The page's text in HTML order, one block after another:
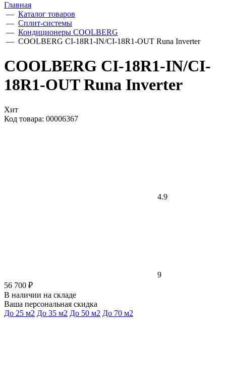
Главная
— Каталог товаров
— Сплит-системы
— Кондиционеры СOOLBERG
— COOLBERG CI-18R1-IN/CI-18R1-OUT Runa Inverter
COOLBERG CI-18R1-IN/CI-
18R1-OUT Runa Inverter
Хит
Код товара: 00006367
4.9
9
56 700 ₽
В наличии на складе
Ваша персональная скидка
До 25 м2 До 35 м2 До 50 м2 До 70 м2